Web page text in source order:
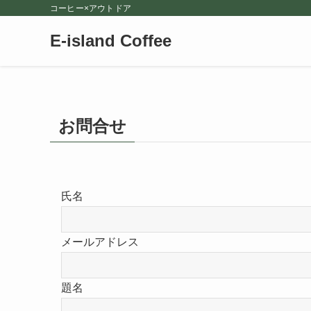
コーヒー×アウトドア
E-island Coffee
お問合せ
氏名
メールアドレス
題名